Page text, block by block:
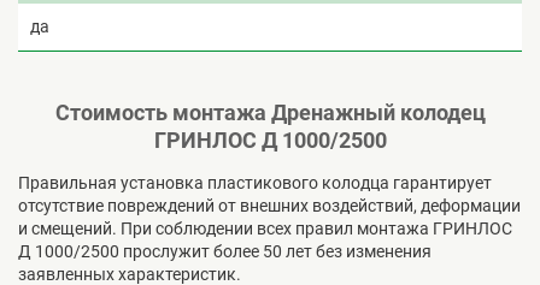
да
Стоимость монтажа Дренажный колодец
ГРИНЛОС Д 1000/2500
Правильная установка пластикового колодца гарантирует
отсутствие повреждений от внешних воздействий, деформации
и смещений. При соблюдении всех правил монтажа ГРИНЛОС
Д 1000/2500 прослужит более 50 лет без изменения
заявленных характеристик.